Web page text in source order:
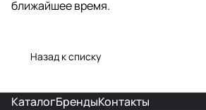
ближайшее время.
Назад к списку
КаталогБрендыКонтакты